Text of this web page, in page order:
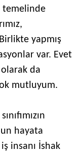
temelinde
yapmış
var. Evet
da
mutluyum.
hayata
insanı İshak